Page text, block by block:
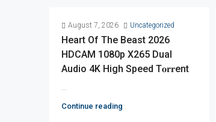
August 7, 2026 Uncategorized
Heart Of The Beast 2026
HDCAM 1080p X265 Dual
Audio 4K High Speed T𝐨𝐫𝐫ent
...
Continue reading